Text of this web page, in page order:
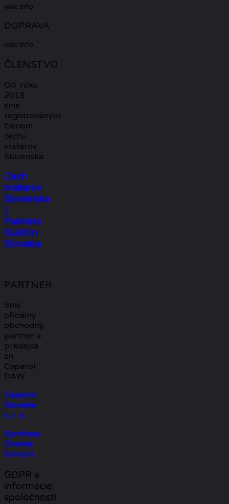
viac info
DOPRAVA
viac info
ČLENSTVO
Od roku
2018
sme
registrovaným
členom
cechu
maliarov
Slovenska
Cech
maliarov
Slovenska
Painters
Guild in
Slovakia
PARTNER
Sme
oficiálny
obchodný
partner a
predajca
zn.
Caparol
DAW
Caparol
Slovakia
s. r. o.
Synthesa
Chemie
G.m.b.H.
GDPR a
informácie
spoločnosti